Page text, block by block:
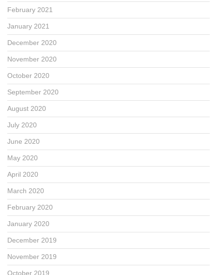
February 2021
January 2021
December 2020
November 2020
October 2020
September 2020
August 2020
July 2020
June 2020
May 2020
April 2020
March 2020
February 2020
January 2020
December 2019
November 2019
October 2019